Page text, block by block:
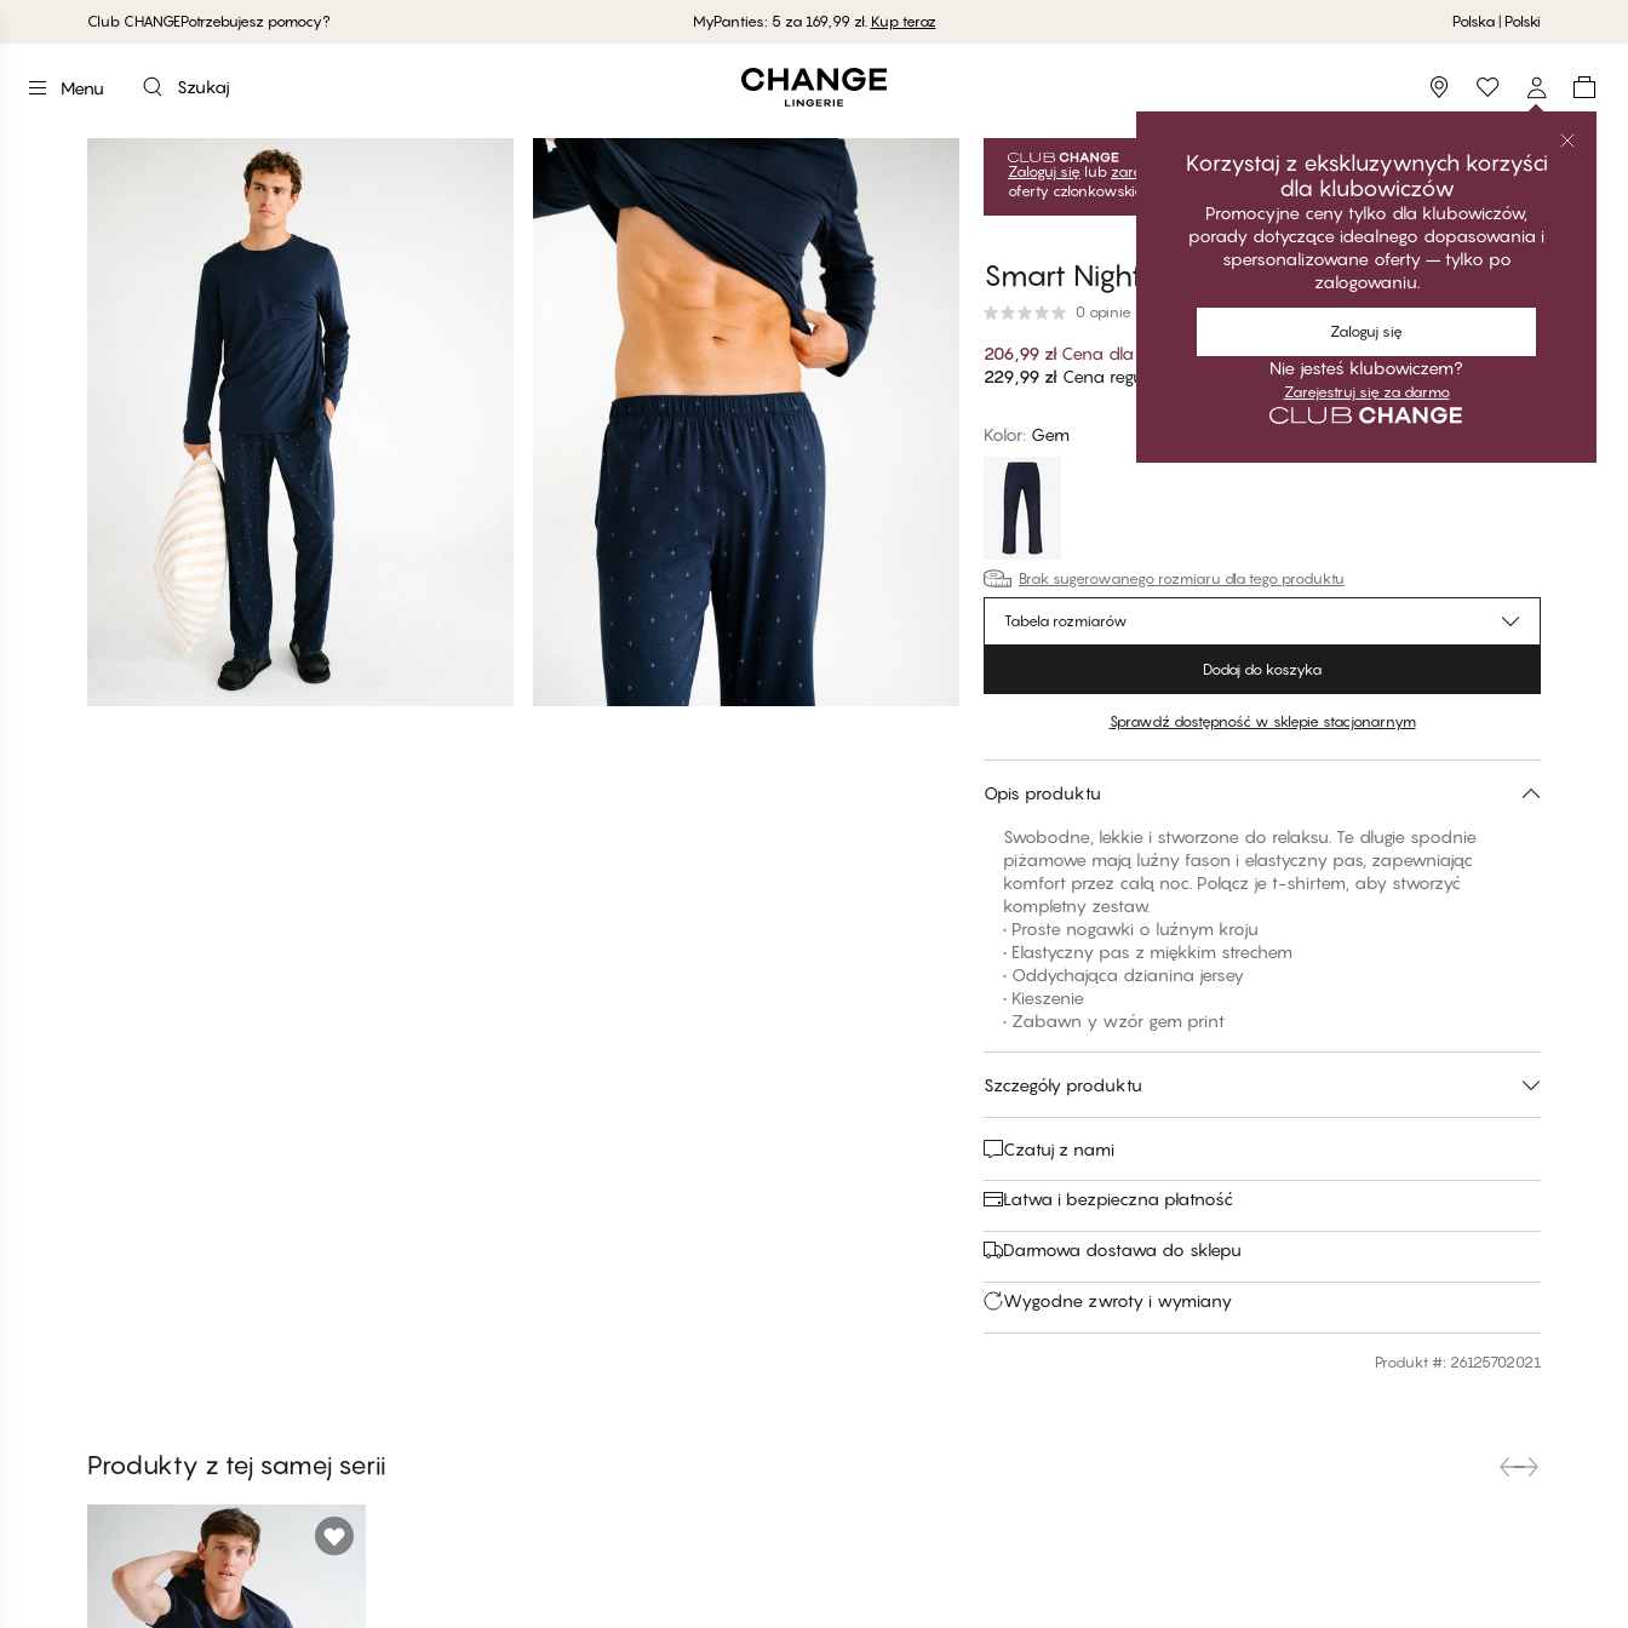
Club CHANGEPotrzebujesz pomocy? MyPanties: 5 za 169,99 zł. Kup teraz Polska | Polski
Menu Szukaj Storefinder
Korzystaj z ekskluzywnych korzyści
dla klubowiczów
Promocyjne ceny tylko dla klubowiczów,
porady dotyczące idealnego dopasowania i
spersonalizowane oferty – tylko po
zalogowaniu.
Zaloguj się
Nie jesteś klubowiczem?
Zarejestruj się za darmo
Zaloguj się lub zarejestruj się za darmo, aby odblokować ekskluzywne
oferty członkowskie! Ceny klubowe są aktywne tylko po zalogowaniu.
Smart Night Spodnie
0 opinie
206,99 zł Cena dla klubowiczów*
229,99 zł Cena regularna
Kolor: Gem
Brak sugerowanego rozmiaru dla tego produktu
Tabela rozmiarów
Dodaj do koszyka
Sprawdź dostępność w sklepie stacjonarnym
Opis produktu
Swobodne, lekkie i stworzone do relaksu. Te długie spodnie
piżamowe mają luźny fason i elastyczny pas, zapewniając
komfort przez całą noc. Połącz je t-shirtem, aby stworzyć
kompletny zestaw.
• Proste nogawki o luźnym kroju
• Elastyczny pas z miękkim strechem
• Oddychająca dzianina jersey
• Kieszenie
• Zabawn y wzór gem print
Szczegóły produktu
Czatuj z nami
Łatwa i bezpieczna płatność
Darmowa dostawa do sklepu
Wygodne zwroty i wymiany
Produkt #: 26125702021
Produkty z tej samej serii